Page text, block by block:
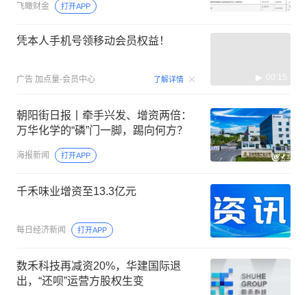
飞瞰财金 打开APP
凭本人手机号领移动会员权益！
广告 加点量-会员中心 了解详情 00:15
朝阳街日报丨牵手兴发、增资两倍：
万华化学的“磷”门一脚，踢向何方？
海报新闻 打开APP
千禾味业增资至13.3亿元
每日经济新闻 打开APP
数禾科技再减资20%，华建国际退
出，“还呗”运营方股权生变